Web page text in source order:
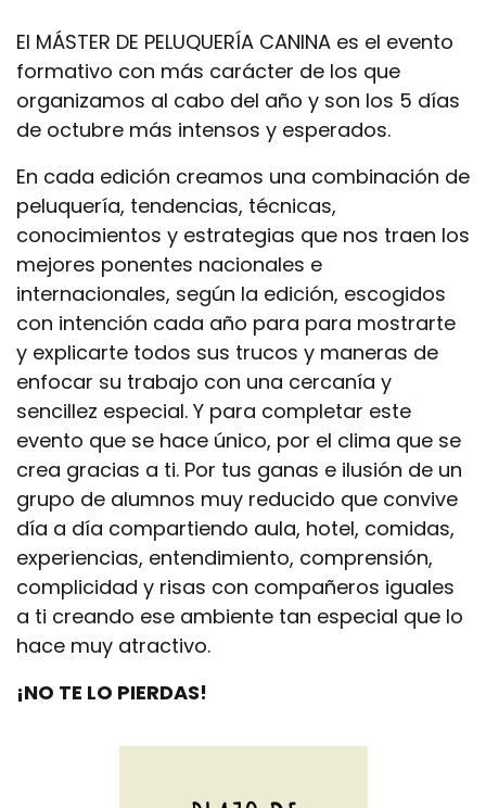
El MÁSTER DE PELUQUERÍA CANINA es el evento
formativo con más carácter de los que
organizamos al cabo del año y son los 5 días
de octubre más intensos y esperados.
En cada edición creamos una combinación de
peluquería, tendencias, técnicas,
conocimientos y estrategias que nos traen los
mejores ponentes nacionales e
internacionales, según la edición, escogidos
con intención cada año para para mostrarte
y explicarte todos sus trucos y maneras de
enfocar su trabajo con una cercanía y
sencillez especial. Y para completar este
evento que se hace único, por el clima que se
crea gracias a ti. Por tus ganas e ilusión de un
grupo de alumnos muy reducido que convive
día a día compartiendo aula, hotel, comidas,
experiencias, entendimiento, comprensión,
complicidad y risas con compañeros iguales
a ti creando ese ambiente tan especial que lo
hace muy atractivo.
¡NO TE LO PIERDAS!